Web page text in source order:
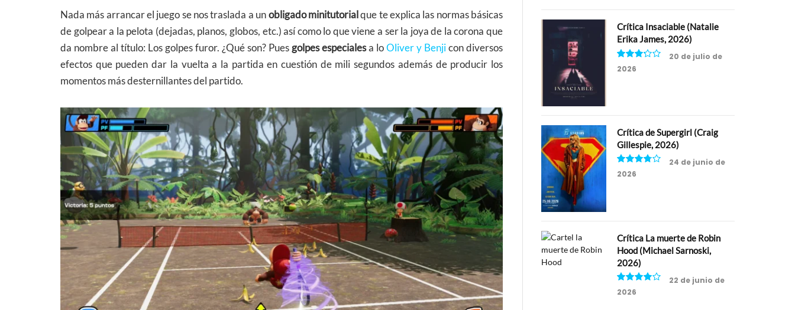
Nada más arrancar el juego se nos traslada a un obligado minitutorialque te explica las normas básicas
de golpear a la pelota (dejadas, planos, globos, etc.) así como lo que viene a ser la joya de la corona que
da nombre al título: Los golpes furor. ¿Qué son? Pues golpes especialesa lo Oliver y Benji con diversos
efectos que pueden dar la vuelta a la partida en cuestión de mili segundos además de producir los
momentos más desternillantes del partido.
Crítica Insaciable (Natalie
Erika James, 2026)
6.5
20 de julio de
2026
Crítica de Supergirl (Craig
Gillespie, 2026)
7.5
24 de junio de
2026
Crítica La muerte de Robin
Hood (Michael Sarnoski,
2026)
8
22 de junio de
2026